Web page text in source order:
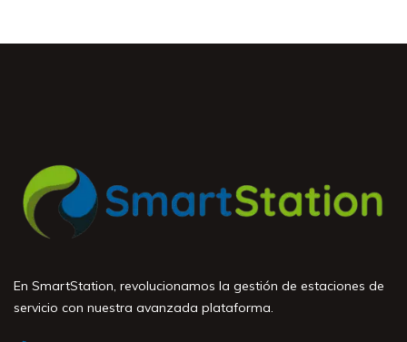
En SmartStation, revolucionamos la gestión de estaciones de
servicio con nuestra avanzada plataforma.